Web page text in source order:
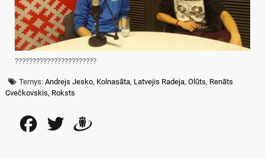
???????????????????????
Temys:Andrejs Jesko, Kolnasāta, Latvejis Radeja,Olūts, Renāts
Cvečkovskis, Roksts
FacebookTwitter